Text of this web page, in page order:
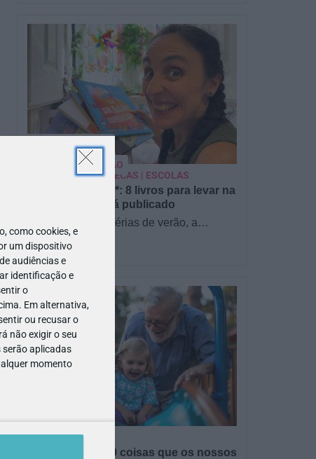
como cookies, e
um dispositivo
audiências e
identificação e
o
Em alternativa,
ou recusar o
não exigir o seu
serão aplicadas
momento
Pré-visualização*: 8 livros para levar na
mala de férias - já publicado
Para celebrar as férias de verão, a
Estrelas & Ouriços fez uma parceria com
a Sofia Vieira, da livraria…
PARA BEBÉS
PRÉ-VISUALIZAÇÃO
CONTOS E BIBLIOTECAS | ESCOLAS
Dia dos Avós: 10 coisas que os nossos
BRINCAR